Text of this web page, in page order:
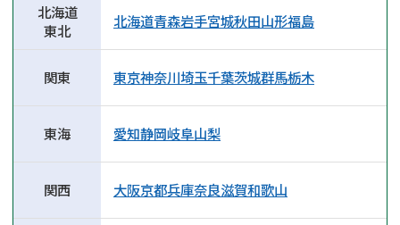
不動産評価(相続不動
調査・アンケート
北海道
東北
北海道青森岩手宮城秋田山形福島
関東 東京神奈川埼玉千葉茨城群馬栃木
東海 愛知静岡岐阜山梨
関西 大阪京都兵庫奈良滋賀和歌山